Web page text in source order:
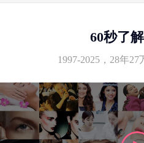
60秒了
1997-2025，28年